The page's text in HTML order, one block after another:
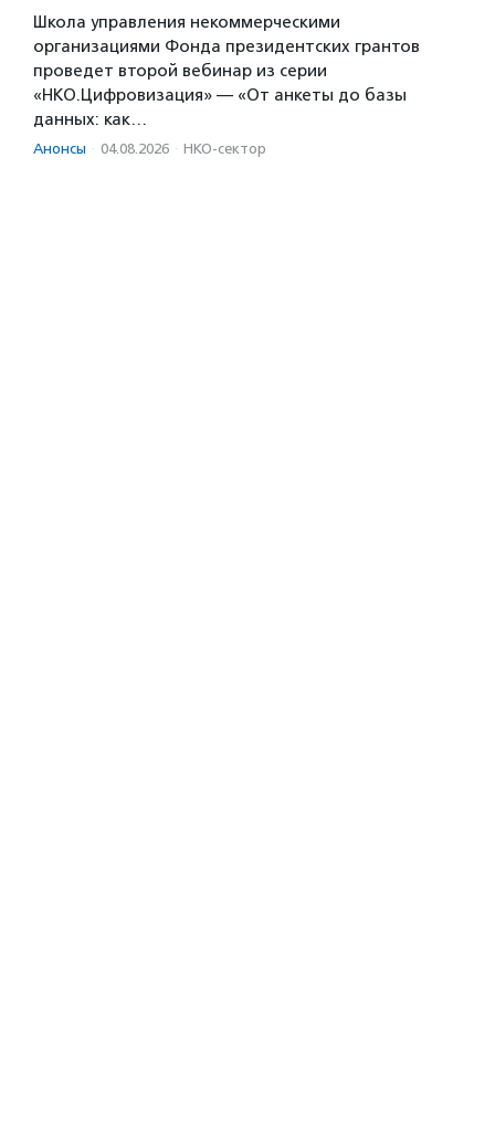
Школа управления некоммерческими
организациями Фонда президентских грантов
проведет второй вебинар из серии
«НКО.Цифровизация» — «От анкеты до базы
данных: как…
Анонсы · 04.08.2026 · НКО-сектор